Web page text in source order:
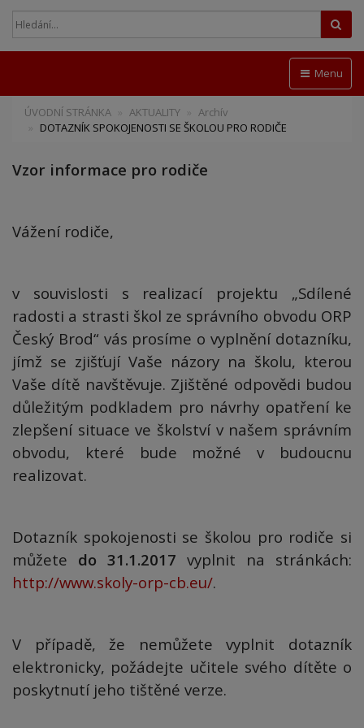
Menu
ÚVODNÍ STRÁNKA AKTUALITY
Archív
DOTAZNÍK SPOKOJENOSTI SE ŠKOLOU PRO RODIČE
Vzor informace pro rodiče
Vážení rodiče,
v souvislosti s realizací projektu „Sdílené
radosti a strasti škol ze správního obvodu ORP
Český Brod“ vás prosíme o vyplnění dotazníku,
jímž se zjišťují Vaše názory na školu, kterou
Vaše dítě navštěvuje. Zjištěné odpovědi budou
důležitým podkladem pro návrhy opatření ke
zlepšení situace ve školství v našem správním
obvodu, které bude možné v budoucnu
realizovat.
Dotazník spokojenosti se školou pro rodiče si
můžete do 31.1.2017 vyplnit na stránkách:
http://www.skoly-orp-cb.eu/.
V případě, že nemůžete vyplnit dotazník
elektronicky, požádejte učitele svého dítěte o
poskytnutí jeho tištěné verze.